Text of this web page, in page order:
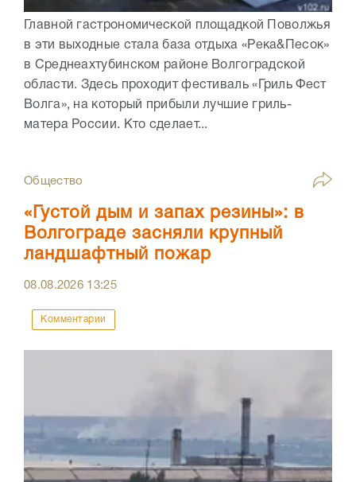
Главной гастрономической площадкой Поволжья
в эти выходные стала база отдыха «Река&Песок»
в Среднеахтубинском районе Волгоградской
области. Здесь проходит фестиваль «Гриль Фест
Волга», на который прибыли лучшие гриль-
матера России. Кто сделает...
Общество
«Густой дым и запах резины»: в
Волгограде засняли крупный
ландшафтный пожар
08.08.2026 13:25
Комментарии